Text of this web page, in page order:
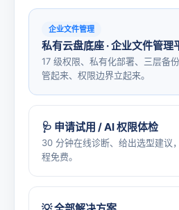
企业文件管理
私有云盘底座 · 企业文件管理
17 级权限、私有化部署、三层备
管起来、权限边界立起来。
🩺 申请试用 / AI 权限体检
30 分钟在线诊断、给出选型建议
程免费。